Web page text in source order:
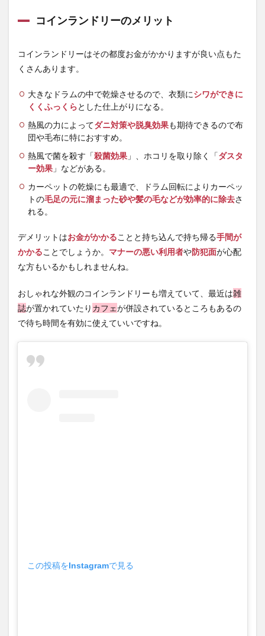
コインランドリーのメリット
コインランドリーはその都度お金がかかりますが良い点もた
くさんあります。
大きなドラムの中で乾燥させるので、衣類にシワができに
くくふっくらとした仕上がりになる。
熱風の力によってダニ対策や脱臭効果も期待できるので布
団や毛布に特におすすめ。
熱風で菌を殺す「殺菌効果 」、ホコリを取り除く「ダスタ
ー効果 」などがある。
カーペットの乾燥にも最適で、ドラム回転によりカーペッ
トの毛足の元に溜まった砂や髪の毛などが効率的に除去さ
れる。
デメリットはお金がかかることと持ち込んで持ち帰る手間が
かかることでしょうか。 マナーの悪い利用者や防犯面が心配
な方もいるかもしれませんね。
おしゃれな外観のコインランドリーも増えていて、最近は雑
誌が置かれていたり カフェが併設されているところもあるの
で待ち時間を有効に使えていいですね。
この投稿をInstagramで見る